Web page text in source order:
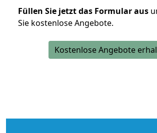
Füllen Sie jetzt das Formular aus
Sie kostenlose Angebote.
Kostenlose Angebote